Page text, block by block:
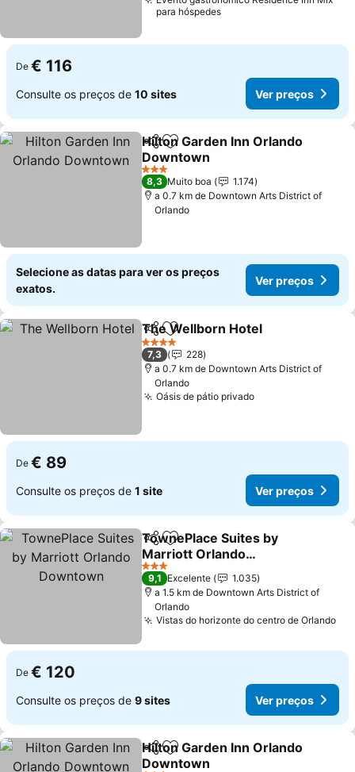
para hóspedes
De € 116
Consulte os preços de 10 sites Ver preços
PartilharAdicionar aos favoritos
Hilton Garden Inn Orlando
Downtown
3 Estrelas
8,3 Muito boa
1.174
a 0.7 km de Downtown Arts District of
Orlando
Selecione as datas para ver os preços
exatos.
Ver preços
PartilharAdicionar aos favoritos
The Wellborn Hotel
4 Estrelas
7,3
228
a 0.7 km de Downtown Arts District of
Orlando
Oásis de pátio privado
De € 89
Consulte os preços de 1 site Ver preços
PartilharAdicionar aos favoritos
TownePlace Suites by
Marriott Orlando
Downtown
3 Estrelas
9,1 Excelente
1.035
a 1.5 km de Downtown Arts District of
Orlando
Vistas do horizonte do centro de Orlando
De € 120
Consulte os preços de 9 sites Ver preços
PartilharAdicionar aos favoritos
Hilton Garden Inn Orlando
Downtown